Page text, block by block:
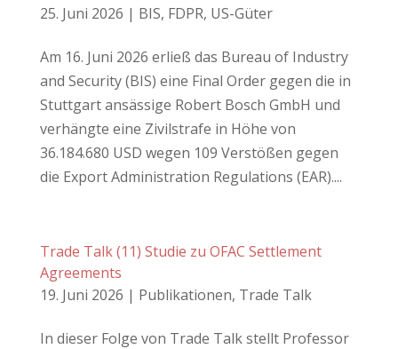
25. Juni 2026 | BIS, FDPR, US-Güter
Am 16. Juni 2026 erließ das Bureau of Industry
and Security (BIS) eine Final Order gegen die in
Stuttgart ansässige Robert Bosch GmbH und
verhängte eine Zivilstrafe in Höhe von
36.184.680 USD wegen 109 Verstößen gegen
die Export Administration Regulations (EAR)....
Trade Talk (11) Studie zu OFAC Settlement
Agreements
19. Juni 2026 | Publikationen, Trade Talk
In dieser Folge von Trade Talk stellt Professor